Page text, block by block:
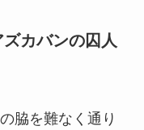
カバンの囚人
脇を難なく通り